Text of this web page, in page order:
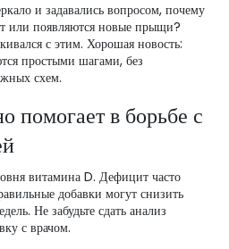
и задавались вопросом, почему
или появляются новые прыщи?
с этим. Хорошая новость:
простыми шагами, без
схем.
помогает в борьбе с
витамина D. Дефицит часто
добавки могут снизить
Не забудьте сдать анализ
с врачом.